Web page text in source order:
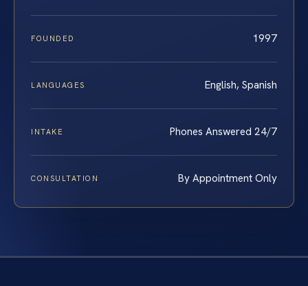
FOUNDED 1997
LANGUAGES English, Spanish
INTAKE Phones Answered 24/7
CONSULTATION By Appointment Only